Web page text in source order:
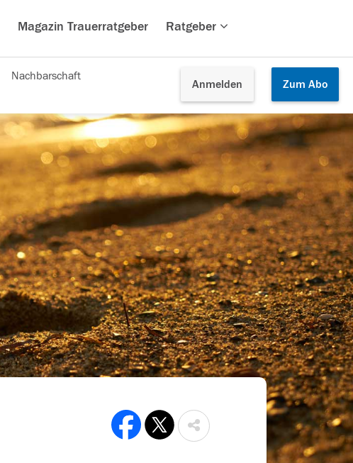
Magazin Trauerratgeber Ratgeber
Anmelden Zum Abo
Nachbarschaft